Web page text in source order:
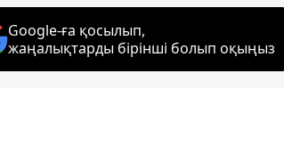
Google-ға қосылып,
жаңалықтарды бірінші болып оқыңыз